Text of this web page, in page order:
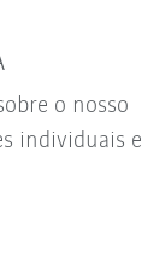
o nosso
individuais e